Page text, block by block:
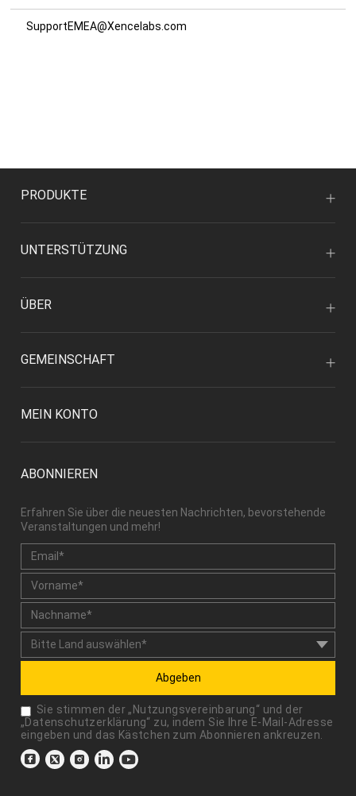
SupportEMEA@Xencelabs.com
PRODUKTE
UNTERSTÜTZUNG
ÜBER
GEMEINSCHAFT
MEIN KONTO
ABONNIEREN
Erfahren Sie über die neuesten Nachrichten, bevorstehende
Veranstaltungen und mehr!
Abgeben
Sie stimmen der „ Nutzungsvereinbarung“ und der
„Datenschutzerklärung“ zu, indem Sie Ihre E-Mail-Adresse
eingeben und das Kästchen zum Abonnieren ankreuzen.